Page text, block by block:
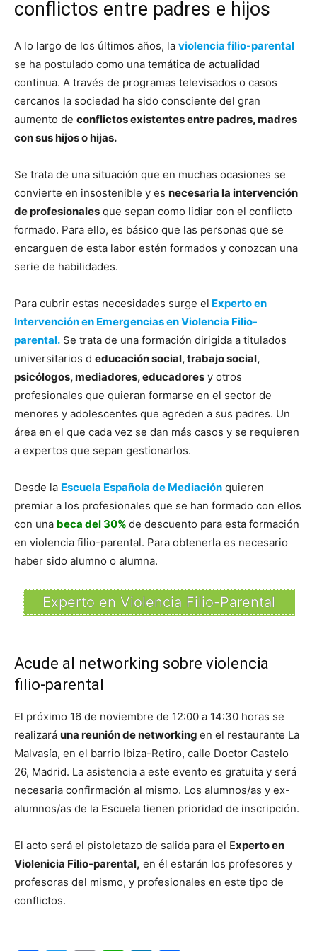
conflictos entre padres e hijos
A lo largo de los últimos años, la violencia filio-parental
se ha postulado como una temática de actualidad
continua. A través de programas televisados o casos
cercanos la sociedad ha sido consciente del gran
aumento de conflictos existentes entre padres, madres
con sus hijos o hijas.
Se trata de una situación que en muchas ocasiones se
convierte en insostenible y es necesaria la intervención
de profesionales que sepan como lidiar con el conflicto
formado. Para ello, es básico que las personas que se
encarguen de esta labor estén formados y conozcan una
serie de habilidades.
Para cubrir estas necesidades surge el Experto en
Intervención en Emergencias en Violencia Filio-
parental. Se trata de una formación dirigida a titulados
universitarios d educación social, trabajo social,
psicólogos, mediadores, educadores y otros
profesionales que quieran formarse en el sector de
menores y adolescentes que agreden a sus padres. Un
área en el que cada vez se dan más casos y se requieren
a expertos que sepan gestionarlos.
Desde la Escuela Española de Mediación quieren
premiar a los profesionales que se han formado con ellos
con una beca del 30% de descuento para esta formación
en violencia filio-parental. Para obtenerla es necesario
haber sido alumno o alumna.
Experto en Violencia Filio-Parental
Acude al networking sobre violencia
filio-parental
El próximo 16 de noviembre de 12:00 a 14:30 horas se
realizará una reunión de networking en el restaurante La
Malvasía, en el barrio Ibiza-Retiro, calle Doctor Castelo
26, Madrid. La asistencia a este evento es gratuita y será
necesaria confirmación al mismo. Los alumnos/as y ex-
alumnos/as de la Escuela tienen prioridad de inscripción.
El acto será el pistoletazo de salida para el Experto en
Violenicia Filio-parental, en él estarán los profesores y
profesoras del mismo, y profesionales en este tipo de
conflictos.